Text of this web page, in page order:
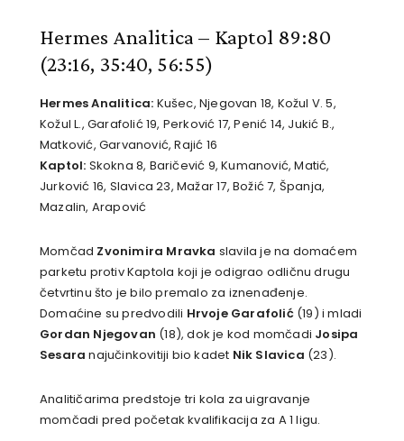
Hermes Analitica – Kaptol 89:80
(23:16, 35:40, 56:55)
Hermes Analitica: Kušec, Njegovan 18, Kožul V. 5,
Kožul L., Garafolić 19, Perković 17, Penić 14, Jukić B.,
Matković, Garvanović, Rajić 16
Kaptol: Skokna 8, Baričević 9, Kumanović, Matić,
Jurković 16, Slavica 23, Mažar 17, Božić 7, Španja,
Mazalin, Arapović
Momčad Zvonimira Mravka slavila je na domaćem
parketu protiv Kaptola koji je odigrao odličnu drugu
četvrtinu što je bilo premalo za iznenađenje.
Domaćine su predvodili Hrvoje Garafolić(19) i mladi
Gordan Njegovan (18), dok je kod momčadi Josipa
Sesara najučinkovitiji bio kadet Nik Slavica (23).
Analitičarima predstoje tri kola za uigravanje
momčadi pred početak kvalifikacija za A 1 ligu.